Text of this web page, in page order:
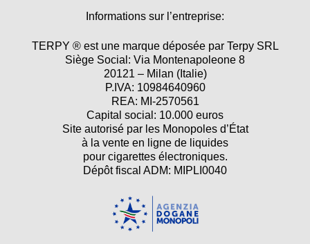
Informations sur l’entreprise:
TERPY ® est une marque déposée par Terpy SRL
Siège Social: Via Montenapoleone 8
20121 – Milan (Italie)
P.IVA: 10984640960
REA: MI-2570561
Capital social: 10.000 euros
Site autorisé par les Monopoles d’État
à la vente en ligne de liquides
pour cigarettes électroniques.
Dépôt fiscal ADM: MIPLI0040